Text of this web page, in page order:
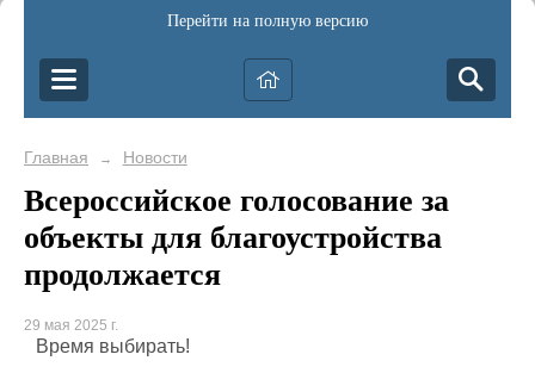
Перейти на полную версию
Главная → Новости
Всероссийское голосование за
объекты для благоустройства
продолжается
29 мая 2025 г.
Время выбирать!